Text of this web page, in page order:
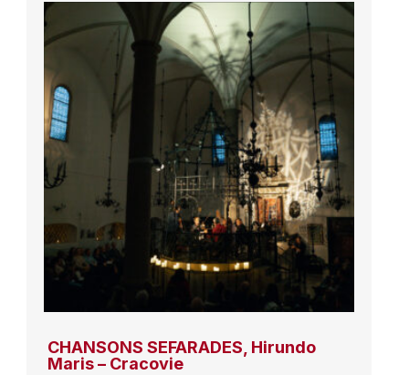
CHANSONS SEFARADES, Hirundo
Maris – Cracovie